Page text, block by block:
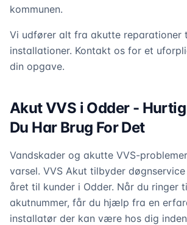
kommunen.
Vi udfører alt fra akutte reparationer
installationer. Kontakt os for et
din opgave.
Akut VVS i Odder -
Du Har Brug For Det
Vandskader og akutte VVS-
varsel. VVS Akut tilbyder
året til kunder i Odder. Når du ringer
akutnummer, får du hjælp fra en
installatør der kan være hos dig